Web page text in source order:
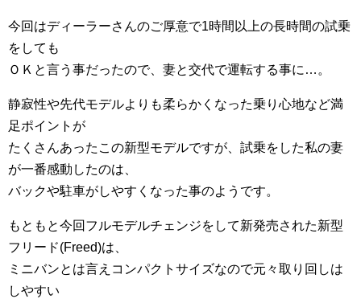
今回はディーラーさんのご厚意で1時間以上の長時間の試乗
をしても
ＯＫと言う事だったので、妻と交代で運転する事に…。
静寂性や先代モデルよりも柔らかくなった乗り心地など満
足ポイントが
たくさんあったこの新型モデルですが、試乗をした私の妻
が一番感動したのは、
バックや駐車がしやすくなった事のようです。
もともと今回フルモデルチェンジをして新発売された新型
フリード(Freed)は、
ミニバンとは言えコンパクトサイズなので元々取り回しは
しやすい